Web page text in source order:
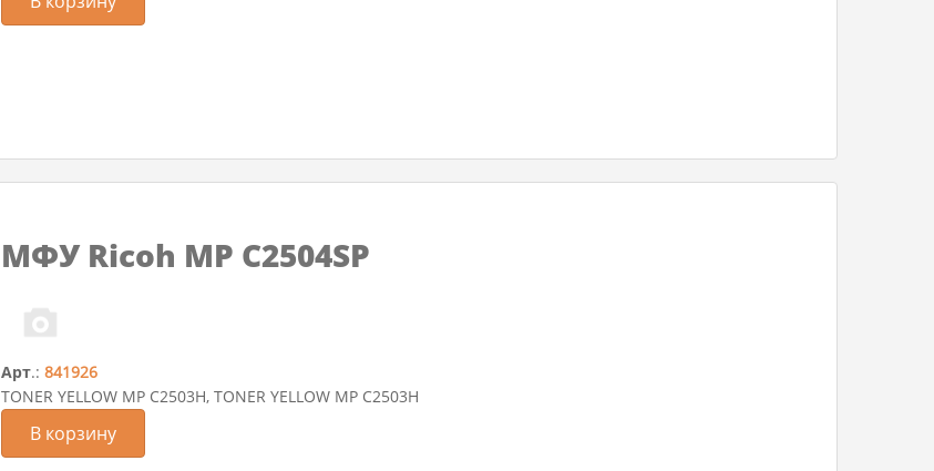
МФУ Ricoh MP C2504SP
Арт.:841926
TONER YELLOW MP C2503H, TONER YELLOW MP C2503H
В корзину